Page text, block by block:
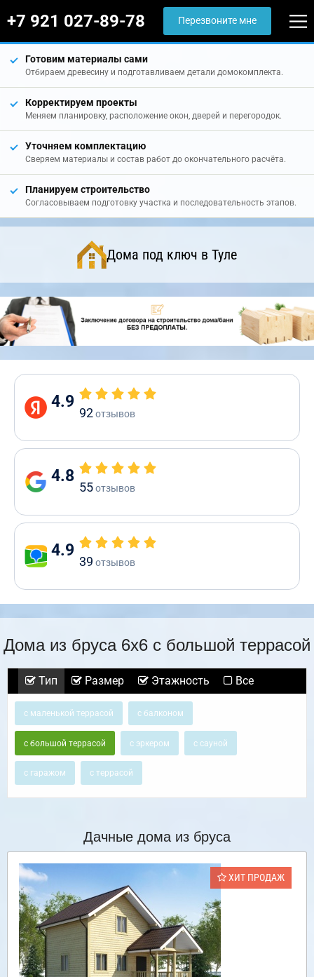
+7 921 027-89-78 Перезвоните мне
Готовим материалы сами
Отбираем древесину и подготавливаем детали домокомплекта.
Корректируем проекты
Меняем планировку, расположение окон, дверей и перегородок.
Уточняем комплектацию
Сверяем материалы и состав работ до окончательного расчёта.
Планируем строительство
Согласовываем подготовку участка и последовательность этапов.
Дома под ключ в Туле
4.9
92отзывов
4.8
55отзывов
4.9
39 отзывов
Дома из бруса 6х6 с большой террасой
Тип Размер Этажность Все
с маленькой террасой с балконом
с большой террасой с эркером с сауной
с гаражом с террасой
Дачные дома из бруса
ХИТ ПРОДАЖ